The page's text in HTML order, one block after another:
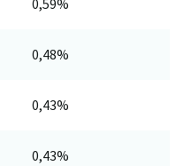
0,59%
0,48%
0,43%
0,43%